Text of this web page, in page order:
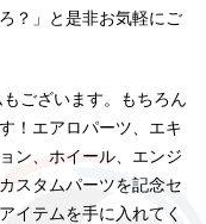
？」と是非お気軽にご
ございます。もちろん
！エアロパーツ、エキ
ン、ホイール、エンジ
スタムパーツを記念セ
イテムを手に入れてく